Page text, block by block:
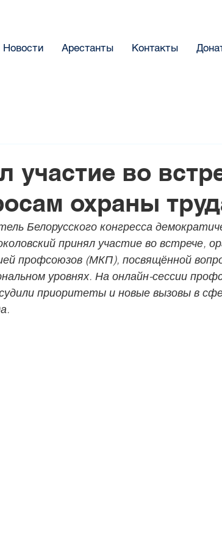
Новости Арестанты Контакты
во
охраны
Белорусского конгресса
принял участие во встрече,
профсоюзов (МКП), посвящённой
уровнях. На онлайн-сессии
приоритеты и новые вызовы в